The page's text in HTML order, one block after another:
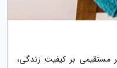
مستقیمی بر کیفیت زندگی،